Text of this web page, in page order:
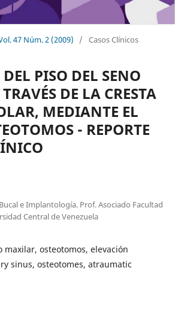
47 Núm. 2 (2009) / Casos Clínicos
PISO DEL SENO
DE LA CRESTA
MEDIANTE EL
- REPORTE
e Implantología. Prof. Asociado Facultad
Central de Venezuela
maxilar, osteotomos, elevación
sinus, osteotomes, atraumatic